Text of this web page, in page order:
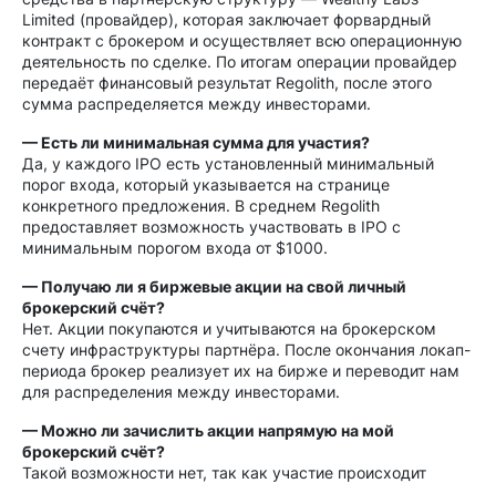
Limited (провайдер), которая заключает форвардный
контракт с брокером и осуществляет всю операционную
деятельность по сделке. По итогам операции провайдер
передаёт финансовый результат Regolith, после этого
сумма распределяется между инвесторами.
— Есть ли минимальная сумма для участия?
Да, у каждого IPO есть установленный минимальный
порог входа, который указывается на странице
конкретного предложения. В среднем Regolith
предоставляет возможность участвовать в IPO с
минимальным порогом входа от $1000.
— Получаю ли я биржевые акции на свой личный
брокерский счёт?
Нет. Акции покупаются и учитываются на брокерском
счету инфраструктуры партнёра. После окончания локап-
периода брокер реализует их на бирже и переводит нам
для распределения между инвесторами.
— Можно ли зачислить акции напрямую на мой
брокерский счёт?
Такой возможности нет, так как участие происходит